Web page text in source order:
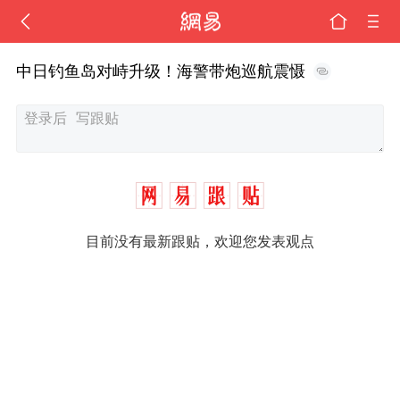
中日钓鱼岛对峙升级！海警带炮巡航震慑
目前没有最新跟贴，欢迎您发表观点